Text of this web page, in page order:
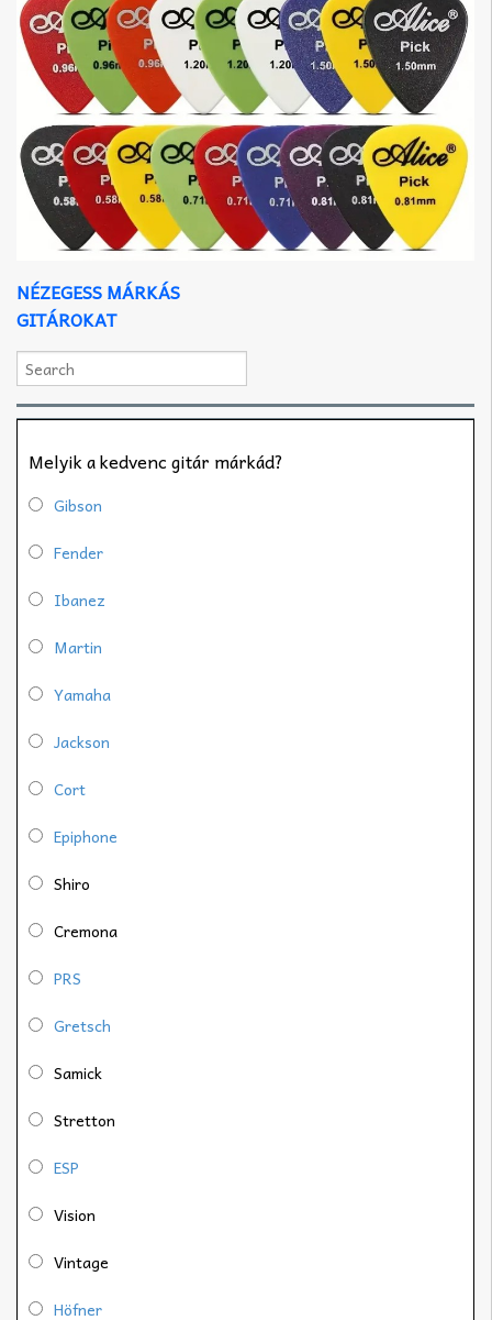
NÉZEGESS MÁRKÁS
GITÁROKAT
Melyik a kedvenc gitár márkád?
Gibson
Fender
Ibanez
Martin
Yamaha
Jackson
Cort
Epiphone
Shiro
Cremona
PRS
Gretsch
Samick
Stretton
ESP
Vision
Vintage
Höfner